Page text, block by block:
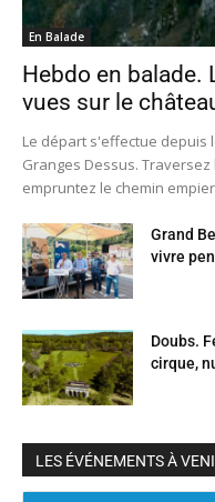
En Balade
Hebdo en balade.
vues sur le
Le départ s'effectue depuis
Granges Dessus.
empruntez le chemin
Grand
vivre
Doubs.
cirque,
LES ÉVÉNEMENTS À